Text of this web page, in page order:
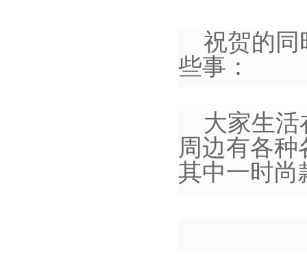
祝贺的同
些事：
大家生
周边有各
其中一时尚